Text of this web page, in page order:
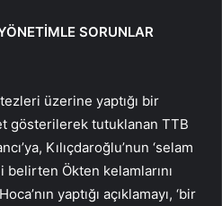
SORUNLAR
üzerine yaptığı bir
gösterilerek tutuklanan TTB
Kılıçdaroğlu’nun ‘selam
belirten Ökten kelamlarını
yaptığı açıklamayı, ‘bir